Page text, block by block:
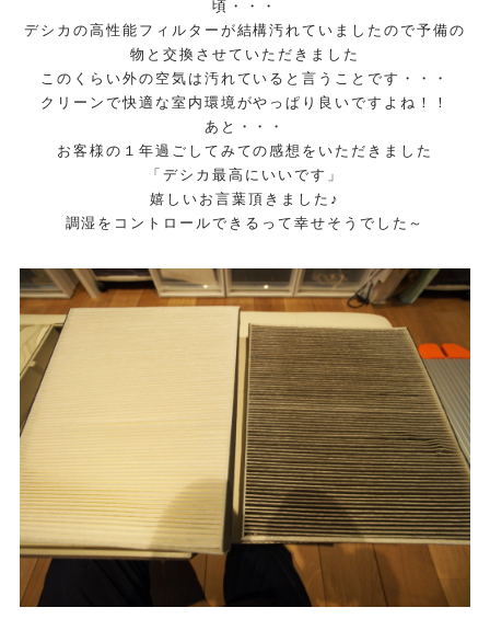
頃・・・
デシカの高性能フィルターが結構汚れていましたので予備の
物と交換させていただきました
このくらい外の空気は汚れていると言うことです・・・
クリーンで快適な室内環境がやっぱり良いですよね！！
あと・・・
お客様の１年過ごしてみての感想をいただきました
「デシカ最高にいいです」
嬉しいお言葉頂きました♪
調湿をコントロールできるって幸せそうでした～